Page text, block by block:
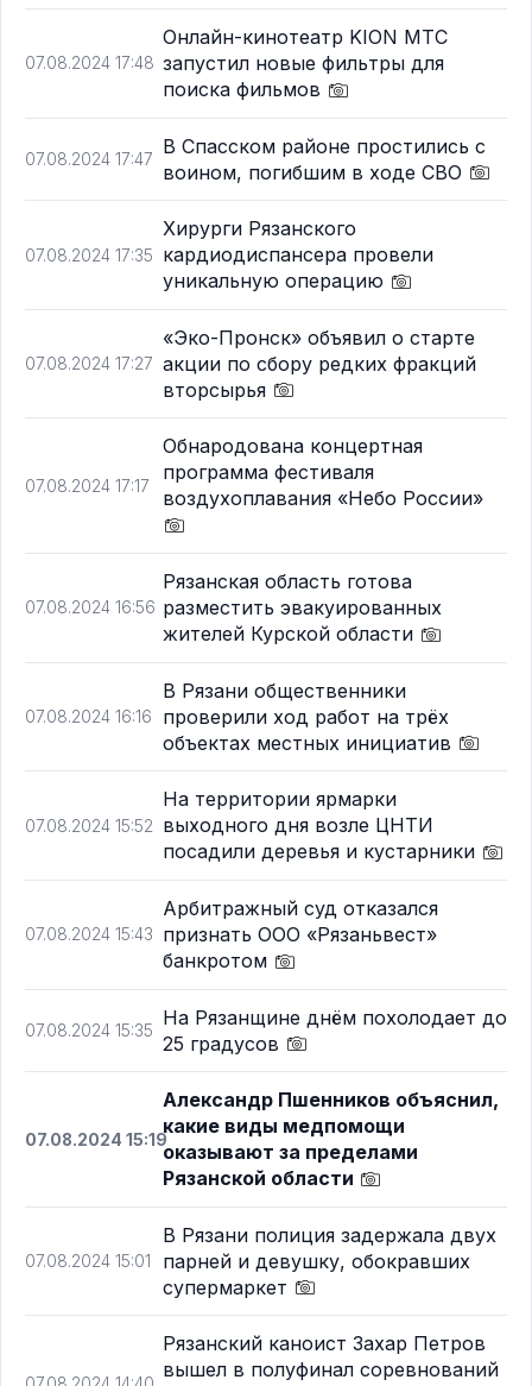
07.08.2024 17:48
Онлайн-кинотеатр KION МТС
запустил новые фильтры для
поиска фильмов
07.08.2024 17:47
В Спасском районе простились с
воином, погибшим в ходе СВО
07.08.2024 17:35
Хирурги Рязанского
кардиодиспансера провели
уникальную операцию
07.08.2024 17:27
«Эко-Пронск» объявил о старте
акции по сбору редких фракций
вторсырья
07.08.2024 17:17
Обнародована концертная
программа фестиваля
воздухоплавания «Небо России»
07.08.2024 16:56
Рязанская область готова
разместить эвакуированных
жителей Курской области
07.08.2024 16:16
В Рязани общественники
проверили ход работ на трёх
объектах местных инициатив
07.08.2024 15:52
На территории ярмарки
выходного дня возле ЦНТИ
посадили деревья и кустарники
07.08.2024 15:43
Арбитражный суд отказался
признать ООО «Рязаньвест»
банкротом
07.08.2024 15:35
На Рязанщине днём похолодает до
25 градусов
07.08.2024 15:19
Александр Пшенников объяснил,
какие виды медпомощи
оказывают за пределами
Рязанской области
07.08.2024 15:01
В Рязани полиция задержала двух
парней и девушку, обокравших
супермаркет
Рязанский каноист Захар Петров
вышел в полуфинал соревнований